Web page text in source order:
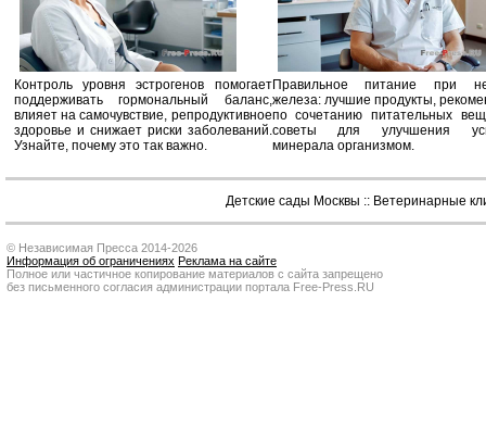
Контроль уровня эстрогенов помогает
поддерживать гормональный баланс,
влияет на самочувствие, репродуктивное
здоровье и снижает риски заболеваний.
Узнайте, почему это так важно.
Правильное питание при
железа: лучшие продукты,
по сочетанию питательных
советы для улучшения
минерала организмом.
Детские сады Москвы :: Ветеринарные
© Независимая Пресса 2014-2026
Информация об ограничениях Реклама на сайте
Полное или частичное копирование материалов с сайта запрещено
без письменного согласия администрации портала Free-Press.RU